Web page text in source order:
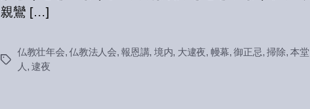
親鸞 […]
Tags
仏教壮年会,仏教法人会,報恩講, 境内, 大逮夜, 幔幕,御正忌,掃除,本堂
人 ,逮夜